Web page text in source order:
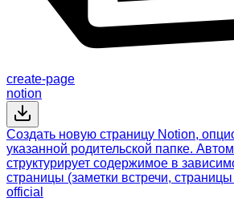
create-page
notion
Создать новую страницу Notion,
указанной родительской папке.
структурирует содержимое в
страницы (заметки встречи, страницы
official